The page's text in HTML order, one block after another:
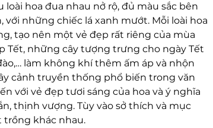
loài hoa đua nhau nở rộ, đủ màu sắc bên
những chiếc lá xanh mướt. Mỗi loài hoa
tạo nên một vẻ đẹp rất riêng của mùa
Tết, những cây tượng trưng cho ngày Tết
làm không khí thêm ấm áp và nhộn
cảnh truyền thống phổ biến trong văn
với vẻ đẹp tươi sáng của hoa và ý nghĩa
thịnh vượng. Tùy vào sở thích và mục
trồng khác nhau.